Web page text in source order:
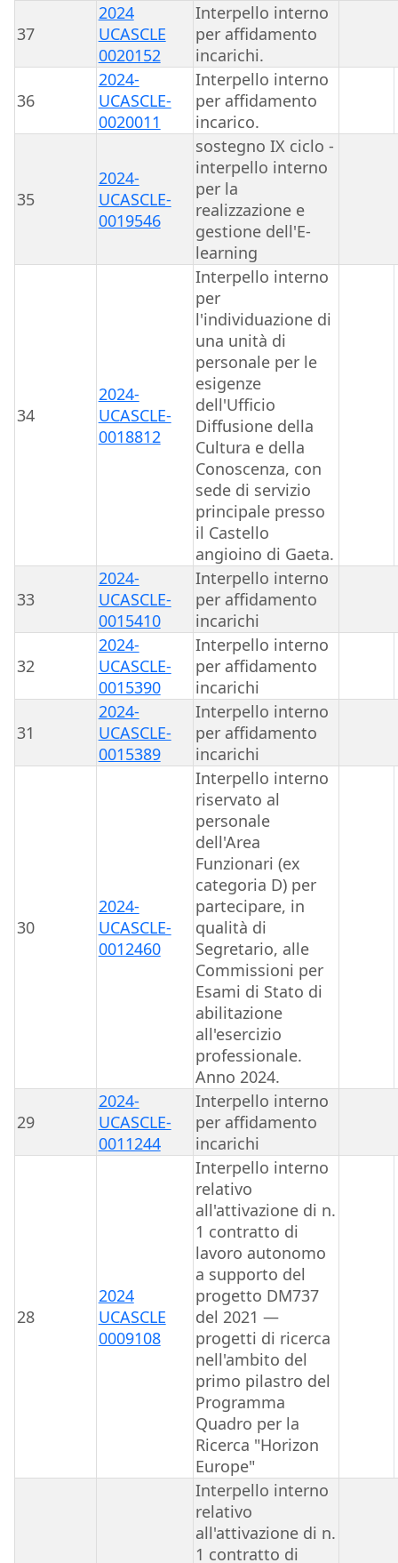
37
2024
UCASCLE
0020152
Interpello interno
per affidamento
incarichi.
36
2024-
UCASCLE-
0020011
Interpello interno
per affidamento
incarico.
35
2024-
UCASCLE-
0019546
sostegno IX ciclo -
interpello interno
per la
realizzazione e
gestione dell'E-
learning
34
2024-
UCASCLE-
0018812
Interpello interno
per
l'individuazione di
una unità di
personale per le
esigenze
dell'Ufficio
Diffusione della
Cultura e della
Conoscenza, con
sede di servizio
principale presso
il Castello
angioino di Gaeta.
33
2024-
UCASCLE-
0015410
Interpello interno
per affidamento
incarichi
32
2024-
UCASCLE-
0015390
Interpello interno
per affidamento
incarichi
31
2024-
UCASCLE-
0015389
Interpello interno
per affidamento
incarichi
30
2024-
UCASCLE-
0012460
Interpello interno
riservato al
personale
dell'Area
Funzionari (ex
categoria D) per
partecipare, in
qualità di
Segretario, alle
Commissioni per
Esami di Stato di
abilitazione
all'esercizio
professionale.
Anno 2024.
29
2024-
UCASCLE-
0011244
Interpello interno
per affidamento
incarichi
28
2024
UCASCLE
0009108
Interpello interno
relativo
all'attivazione di n.
1 contratto di
lavoro autonomo
a supporto del
progetto DM737
del 2021 —
progetti di ricerca
nell'ambito del
primo pilastro del
Programma
Quadro per la
Ricerca "Horizon
Europe"
Interpello interno
relativo
all'attivazione di n.
1 contratto di